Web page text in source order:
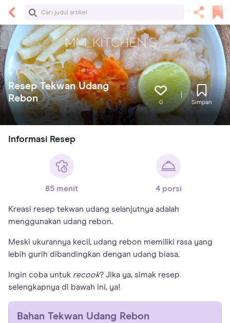
Resep Tekwan Udang
Rebon
0 Simpan
Informasi Resep
85 menit 4 porsi
Kreasi resep tekwan udang selanjutnya adalah
menggunakan udang rebon.
Meski ukurannya kecil, udang rebon memiliki rasa yang
lebih gurih dibandingkan dengan udang biasa.
Ingin coba untuk recook? Jika ya, simak resep
selengkapnya di bawah ini, ya!
Bahan Tekwan Udang Rebon